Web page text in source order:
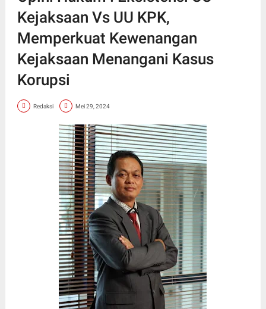
Kejaksaan Vs UU KPK,
Memperkuat Kewenangan
Kejaksaan Menangani Kasus
Korupsi
Redaksi Mei 29, 2024